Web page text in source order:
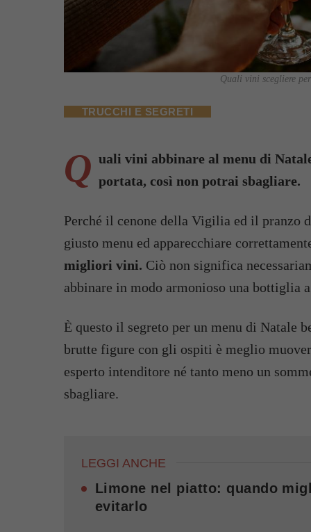
Quali vini scegliere
TRUCCHI E SEGRETI
Q uali vini abbinare al menu di
portata, così non potrai sbagliare.
Perché il cenone della Vigilia ed il pranzo
giusto menu ed apparecchiare
migliori vini. Ciò non significa
abbinare in modo armonioso una bottiglia
È questo il segreto per un menu di Natale
brutte figure con gli ospiti è meglio
esperto intenditore né tanto meno un
sbagliare.
LEGGI ANCHE
Limone nel piatto: quando
evitarlo